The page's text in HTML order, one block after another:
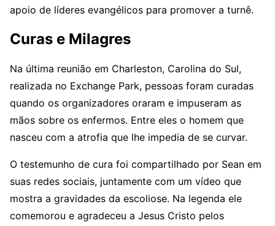
apoio de líderes evangélicos para promover a turnê.
Curas e Milagres
Na última reunião em Charleston, Carolina do Sul,
realizada no Exchange Park, pessoas foram curadas
quando os organizadores oraram e impuseram as
mãos sobre os enfermos. Entre eles o homem que
nasceu com a atrofia que lhe impedia de se curvar.
O testemunho de cura foi compartilhado por Sean em
suas redes sociais, juntamente com um vídeo que
mostra a gravidades da escoliose. Na legenda ele
comemorou e agradeceu a Jesus Cristo pelos